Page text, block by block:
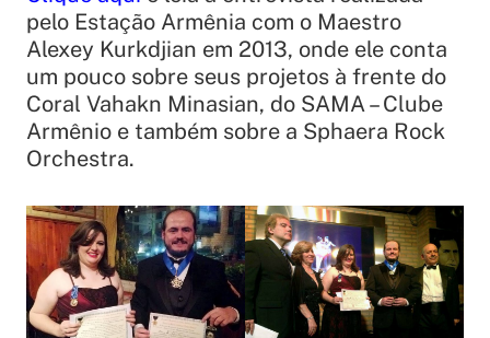
pelo Estação Armênia com o Maestro
Alexey Kurkdjian em 2013, onde ele conta
um pouco sobre seus projetos à frente do
Coral Vahakn Minasian, do SAMA – Clube
Armênio e também sobre a Sphaera Rock
Orchestra.